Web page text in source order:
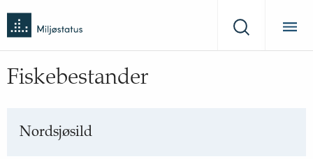
Miljøstatus
til
forsiden
Søk
Fiskebestander
Nordsjøsild